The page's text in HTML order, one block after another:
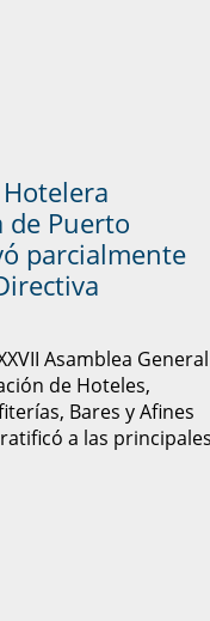
de Puerto
parcialmente
Asamblea General
de Hoteles,
Bares y Afines
a las principales